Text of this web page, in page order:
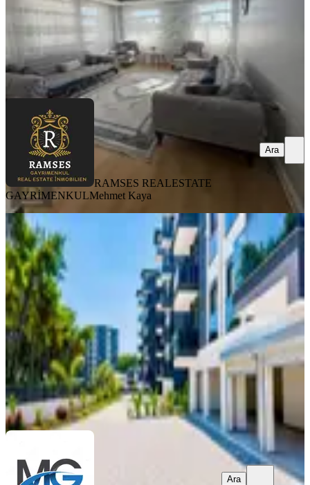
RAMSES REALESTATE GAYRİMENKULMehmet Kaya
Ara
RAMSES REALESTATE
GAYRİMENKULMehmet Kaya
Ara
SIFIR BİNA
Havuzlu Site İçerisinde Sıfır Lüks 1+1
-yatırıma Yaşama Uygun!
Manavgat, Kavaklı Mahallesi
50 m²·2. Kat· 15.07.2026
3.700.000 ₺
MG EMLAKMehmet Akbaş
Ara
Ara